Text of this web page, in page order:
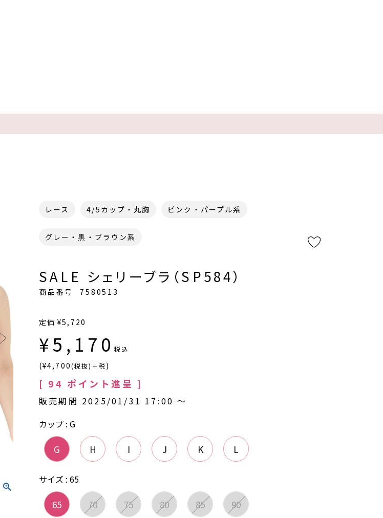
レース 4/5カップ・丸胸 ピンク・パープル系
グレー・黒・ブラウン系
SALE シェリーブラ（SP584）
商品番号 7580513
定価 ¥5,720
¥5,170 税込
(¥4,700(税抜)＋税)
[ 94 ポイント進呈 ]
販売期間 2025/01/31 17:00〜
サイズ 65
65 70 75 80 85 90
カップ G
G H I J K L